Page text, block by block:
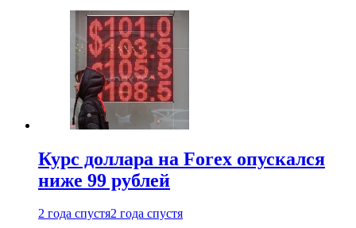
Курс доллара на Forex опускался
ниже 99 рублей
2 года спустя2 года спустя